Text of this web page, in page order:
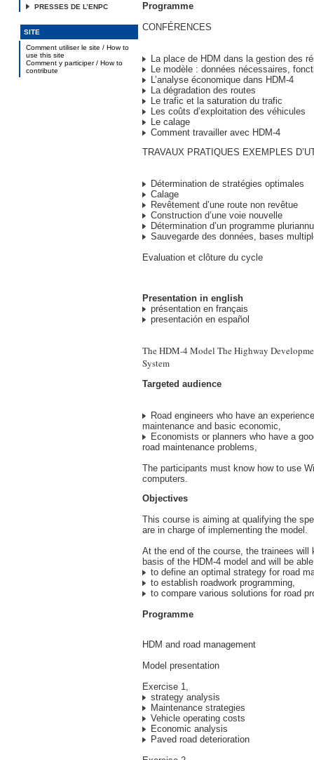
PRESSES DE L’ENPC
SITE
Comment utiliser le site / How to
use this site
Comment y participer / How to
contribute
Programme
CONFÉRENCES
La place de HDM dans la gestion des
Le modèle : données nécessaires,
L’analyse économique dans HDM-4
La dégradation des routes
Le trafic et la saturation du trafic
Les coûts d’exploitation des véhicules
Le calage
Comment travailler avec HDM-4
TRAVAUX PRATIQUES EXEMPLES
Détermination de stratégies optimales
Calage
Revêtement d’une route non revêtue
Construction d’une voie nouvelle
Détermination d’un programme
Sauvegarde des données, bases
Evaluation et clôture du cycle
Presentation in english
présentation en français
presentación en español
The HDM-4 Model The Highway
System
Targeted audience
Road engineers who have an
maintenance and basic economic,
Economists or planners who have a
road maintenance problems,
The participants must know how to use
computers.
Objectives
This course is aiming at qualifying the
are in charge of implementing the model.
At the end of the course, the trainees will
basis of the HDM-4 model and will be
to define an optimal strategy for road
to establish roadwork programming,
to compare various solutions for road
Programme
HDM and road management
Model presentation
Exercise 1,
strategy analysis
Maintenance strategies
Vehicle operating costs
Economic analysis
Paved road deterioration